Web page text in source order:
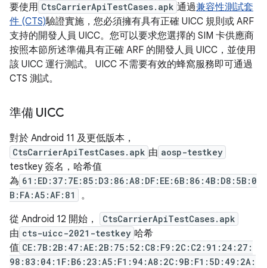
要使用 CtsCarrierApiTestCases.apk 通過兼容性測試套
件 (CTS)驗證實施，您必須擁有具有正確 UICC 規則或 ARF
支持的開發人員 UICC。您可以要求您選擇的 SIM 卡供應商
按照本節所述準備具有正確 ARF 的開發人員 UICC，並使用
該 UICC 運行測試。 UICC 不需要有效的蜂窩服務即可通過
CTS 測試。
準備 UICC
對於 Android 11 及更低版本，
CtsCarrierApiTestCases.apk 由 aosp-testkey
testkey 簽名，哈希值
為 61:ED:37:7E:85:D3:86:A8:DF:EE:6B:86:4B:D8:5B:0
B:FA:A5:AF:81
。
從 Android 12 開始，
CtsCarrierApiTestCases.apk
由 cts-uicc-2021-testkey 哈希
值 CE:7B:2B:47:AE:2B:75:52:C8:F9:2C:C2:91:24:27:
98:83:04:1F:B6:23:A5:F1:94:A8:2C:9B:F1:5D:49:2A: